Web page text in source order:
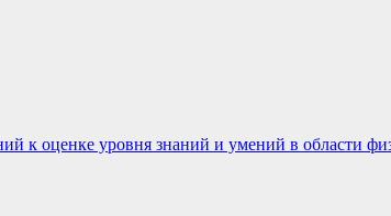
к оценке уровня знаний и умений в области